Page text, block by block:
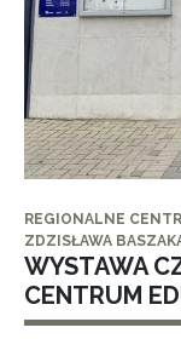
REGIONALNE
ZDZISŁAWA
WYSTAWA
CENTRUM